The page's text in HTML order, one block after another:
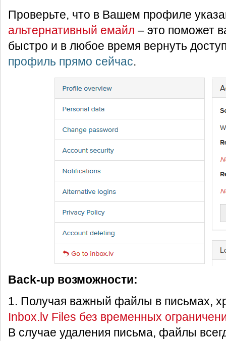
Проверьте, что в Вашем профиле
альтернативный емайл – это поможет
быстро и в любое время вернуть
профиль прямо сейчас.
Back-up возможности:
1. Получая важный файлы в письмах,
Inbox.lv Files без временных
В случае удаления письма, файлы